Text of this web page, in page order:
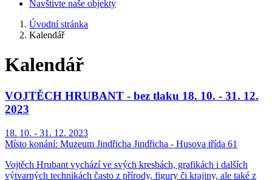
Navštivte naše objekty
Úvodní stránka
Kalendář
Kalendář
VOJTĚCH HRUBANT - bez tlaku 18. 10. - 31. 12.
2023
18. 10. - 31. 12. 2023
Místo konání: Muzeum Jindřicha Jindřicha - Husova třída 61
Vojtěch Hrubant vychází ve svých kresbách, grafikách i dalších
výtvarných technikách často z přírody, figury či krajiny, ale také z